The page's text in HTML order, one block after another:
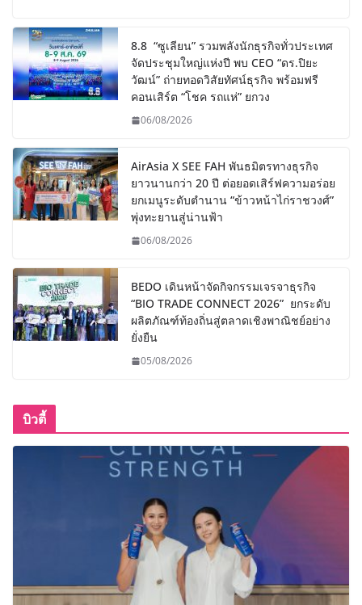
8.8 “ซูเลียน” รวมพลังนักธุรกิจทั่วประเทศ
จัดประชุมใหญ่แห่งปี พบ CEO “ดร.ปิยะ
วัฒน์” ถ่ายทอดวิสัยทัศน์ธุรกิจ พร้อมฟรี
คอนเสิร์ต “โชค รถแห่” ยกวง
06/08/2026
AirAsia X SEE FAH พันธมิตรทางธุรกิจ
ยาวนานกว่า 20 ปี ต่อยอดเสิร์ฟความอร่อย
ยกเมนูระดับตำนาน “ข้าวหน้าไก่ราชวงศ์”
พุ่งทะยานสู่น่านฟ้า
06/08/2026
BEDO เดินหน้าจัดกิจกรรมเจรจาธุรกิจ
“BIO TRADE CONNECT 2026” ยกระดับ
ผลิตภัณฑ์ท้องถิ่นสู่ตลาดเชิงพาณิชย์อย่าง
ยั่งยืน
05/08/2026
บิวตี้